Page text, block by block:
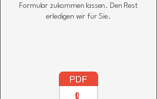
Formular zukommen lassen. Den Rest
erledigen wir für Sie.